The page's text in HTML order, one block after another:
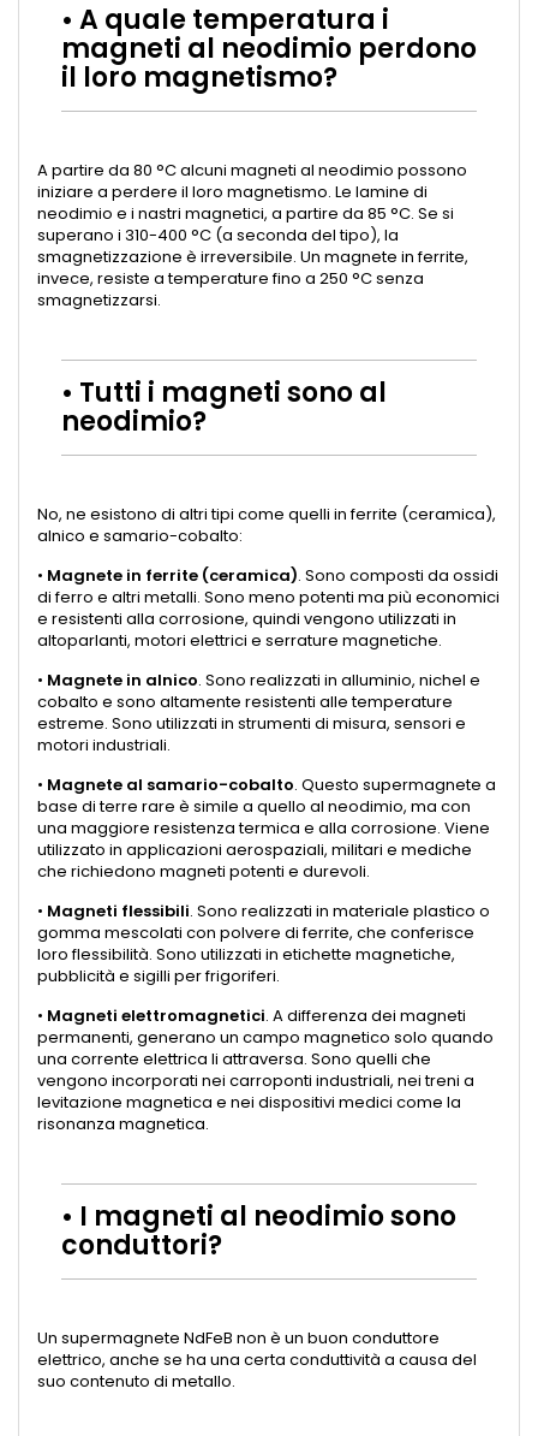
• A quale temperatura i
magneti al neodimio perdono
il loro magnetismo?
A partire da 80 °C alcuni magneti al neodimio possono
iniziare a perdere il loro magnetismo. Le lamine di
neodimio e i nastri magnetici, a partire da 85 °C. Se si
superano i 310-400 °C (a seconda del tipo), la
smagnetizzazione è irreversibile. Un magnete in ferrite,
invece, resiste a temperature fino a 250 °C senza
smagnetizzarsi.
• Tutti i magneti sono al
neodimio?
No, ne esistono di altri tipi come quelli in ferrite (ceramica),
alnico e samario-cobalto:
• Magnete in ferrite (ceramica). Sono composti da ossidi
di ferro e altri metalli. Sono meno potenti ma più economici
e resistenti alla corrosione, quindi vengono utilizzati in
altoparlanti, motori elettrici e serrature magnetiche.
• Magnete in alnico. Sono realizzati in alluminio, nichel e
cobalto e sono altamente resistenti alle temperature
estreme. Sono utilizzati in strumenti di misura, sensori e
motori industriali.
• Magnete al samario-cobalto. Questo supermagnete a
base di terre rare è simile a quello al neodimio, ma con
una maggiore resistenza termica e alla corrosione. Viene
utilizzato in applicazioni aerospaziali, militari e mediche
che richiedono magneti potenti e durevoli.
• Magneti flessibili. Sono realizzati in materiale plastico o
gomma mescolati con polvere di ferrite, che conferisce
loro flessibilità. Sono utilizzati in etichette magnetiche,
pubblicità e sigilli per frigoriferi.
• Magneti elettromagnetici. A differenza dei magneti
permanenti, generano un campo magnetico solo quando
una corrente elettrica li attraversa. Sono quelli che
vengono incorporati nei carroponti industriali, nei treni a
levitazione magnetica e nei dispositivi medici come la
risonanza magnetica.
• I magneti al neodimio sono
conduttori?
Un supermagnete NdFeB non è un buon conduttore
elettrico, anche se ha una certa conduttività a causa del
suo contenuto di metallo.